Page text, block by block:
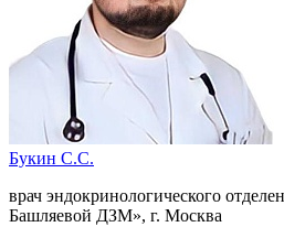
Букин С.С.
врач эндокринологического
Башляевой ДЗМ», г. Москва